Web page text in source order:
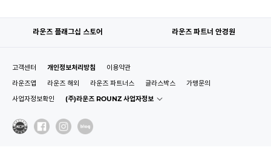
라운즈 플래그십 스토어 라운즈 파트너 안경원
고객센터 개인정보처리방침
이용약관
라운즈앱
라운즈 해외 라운즈 파트너스 글라스박스
가맹문의
사업자정보확인
(주)라운즈 ROUNZ 사업자정보